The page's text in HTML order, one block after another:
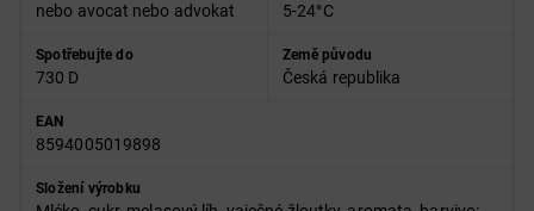
nebo avocat nebo advokat
5-24°C
Spotřebujte do
730 D
Země původu
Česká republika
EAN
8594005019898
Složení výrobku